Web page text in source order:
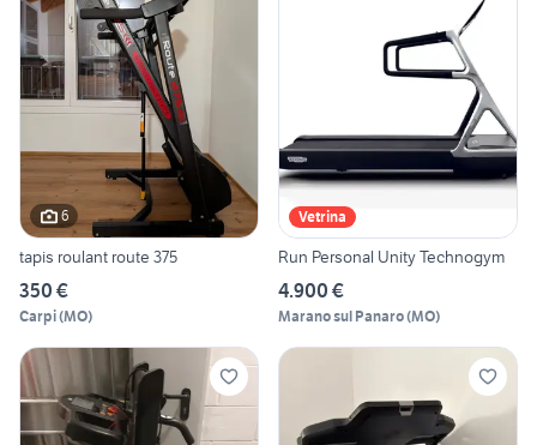
6
tapis roulant route 375
350 €
Carpi(MO)
Vetrina
Run Personal Unity Technogym
4.900 €
Marano sul Panaro(MO)